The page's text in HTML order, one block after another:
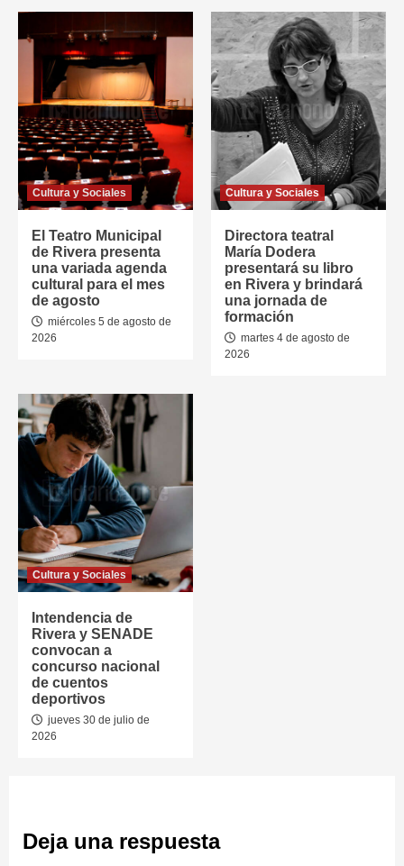
Cultura y Sociales
El Teatro Municipal
de Rivera presenta
una variada agenda
cultural para el mes
de agosto
miércoles 5 de agosto de
2026
Cultura y Sociales
Directora teatral
María Dodera
presentará su libro
en Rivera y brindará
una jornada de
formación
martes 4 de agosto de
2026
Cultura y Sociales
Intendencia de
Rivera y SENADE
convocan a
concurso nacional
de cuentos
deportivos
jueves 30 de julio de
2026
Deja una respuesta